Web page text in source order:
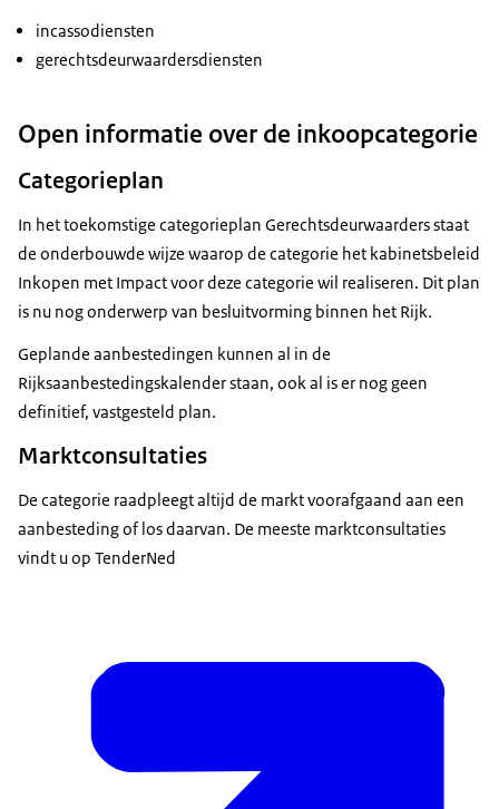
incassodiensten
gerechtsdeurwaardersdiensten
Open informatie over de inkoopcategorie
Categorieplan
In het toekomstige categorieplan Gerechtsdeurwaarders staat
de onderbouwde wijze waarop de categorie het kabinetsbeleid
Inkopen met Impact voor deze categorie wil realiseren. Dit plan
is nu nog onderwerp van besluitvorming binnen het Rijk.
Geplande aanbestedingen kunnen al in de
Rijksaanbestedingskalender staan, ook al is er nog geen
definitief, vastgesteld plan.
Marktconsultaties
De categorie raadpleegt altijd de markt voorafgaand aan een
aanbesteding of los daarvan. De meeste marktconsultaties
vindt u op TenderNed